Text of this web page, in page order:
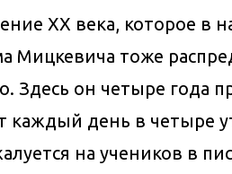
XX века, которое в
Мицкевича тоже
Здесь он четыре года
каждый день в четыре
на учеников в